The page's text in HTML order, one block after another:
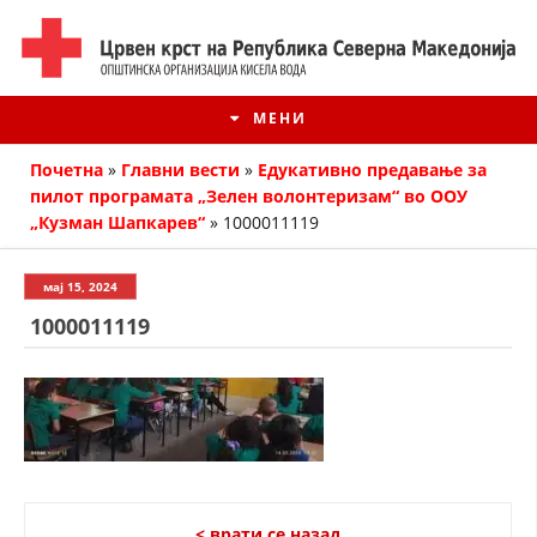
МЕНИ
ИСТОРИЈАТ НА ЦКРМ
Почетна » Главни вести » Едукативно предавање за
пилот програмата „Зелен волонтеризам“ во ООУ
„Кузман Шапкарев“ » 1000011119
мај 15, 2024
1000011119